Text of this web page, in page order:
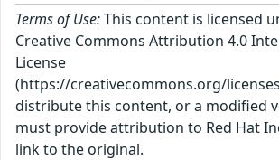
Terms of Use:This content is licensed
Creative Commons Attribution 4.0
License
(https://creativecommons.org/
distribute this content, or a modified
must provide attribution to Red Hat
link to the original.